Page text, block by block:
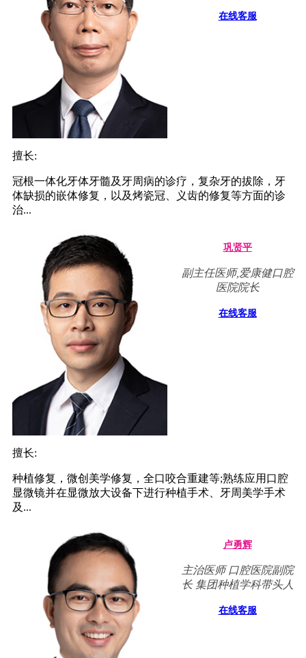
在线客服
擅长:
冠根一体化牙体牙髓及牙周病的诊疗，复杂牙的拔除，牙
体缺损的嵌体修复，以及烤瓷冠、义齿的修复等方面的诊
治...
巩贤平
副主任医师,爱康健口腔
医院院长
在线客服
擅长:
种植修复，微创美学修复，全口咬合重建等;熟练应用口腔
显微镜并在显微放大设备下进行种植手术、牙周美学手术
及...
卢勇辉
主治医师 口腔医院副院
长 集团种植学科带头人
在线客服